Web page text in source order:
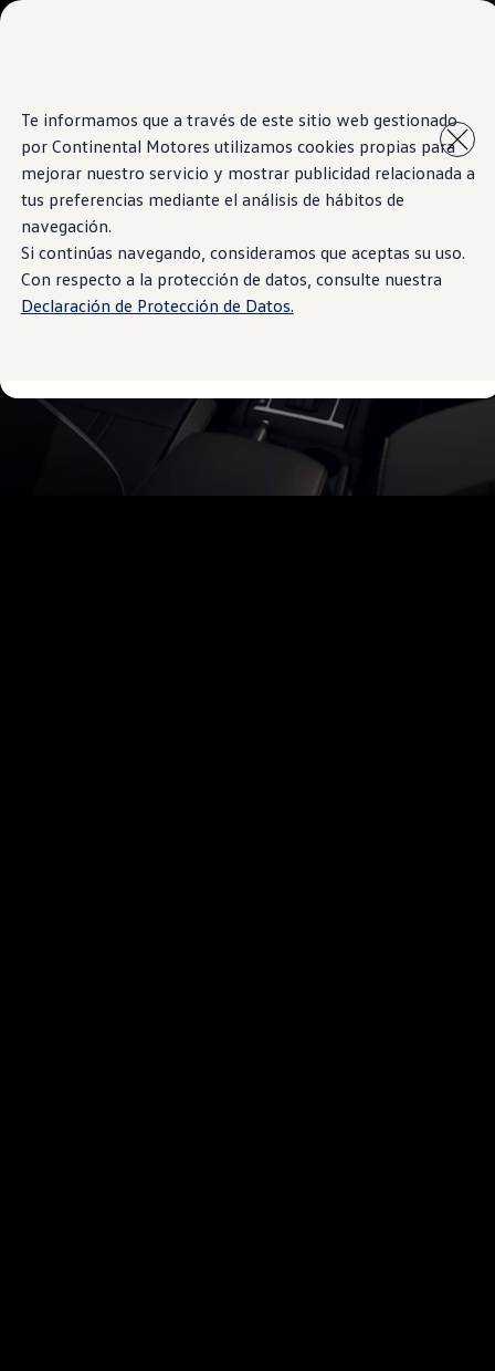
Te informamos que a través de este sitio web gestionado
por Continental Motores utilizamos cookies propias para
mejorar nuestro servicio y mostrar publicidad relacionada a
tus preferencias mediante el análisis de hábitos de
navegación.
Si continúas navegando, consideramos que aceptas su uso.
Con respecto a la protección de datos, consulte nuestra
Declaración de Protección de Datos.
contenido
principal
a pie
de
página
Contacto
Marca y Experiencia
Volkswagen El Salvador
Espacio Exclusivo para Prensa
Latin NCAP
Tengo un Volkswagen
Manuales Volkswagen